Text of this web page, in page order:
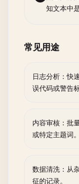
知文本中
常见用途
日志分析：快
误代码或警告标
内容审核：批
或特定主题词。
数据清洗：从
征的记录。